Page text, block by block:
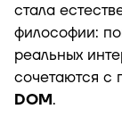
стала
философии:
реальных
сочетаются с
DOM.